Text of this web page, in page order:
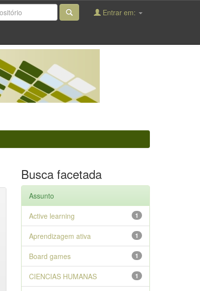
Entrar em:
Busca facetada
Assunto
1
Active learning
1
Aprendizagem ativa
1
Board games
1
CIENCIAS HUMANAS